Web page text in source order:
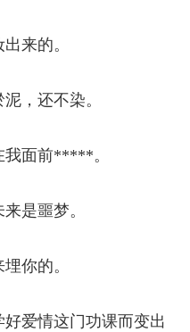
来的。
，还不染。
我面前*****。
是噩梦。
你的。
爱情这门功课而变出